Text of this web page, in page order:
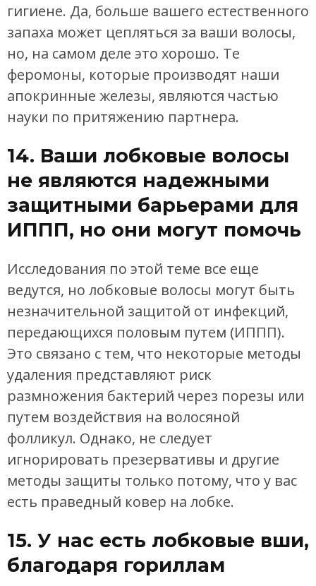
гигиене. Да, больше вашего естественного
запаха может цепляться за ваши волосы,
но, на самом деле это хорошо. Те
феромоны, которые производят наши
апокринные железы, являются частью
науки по притяжению партнера.
14. Ваши лобковые волосы
не являются надежными
защитными барьерами для
ИППП, но они могут помочь
Исследования по этой теме все еще
ведутся, но лобковые волосы могут быть
незначительной защитой от инфекций,
передающихся половым путем (ИППП).
Это связано с тем, что некоторые методы
удаления представляют риск
размножения бактерий через порезы или
путем воздействия на волосяной
фолликул. Однако, не следует
игнорировать презервативы и другие
методы защиты только потому, что у вас
есть праведный ковер на лобке.
15. У нас есть лобковые вши,
благодаря гориллам